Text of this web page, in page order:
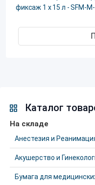
фиксаж 1 х 15 л - SFM-
Каталог
На складе
Анестезия и
Акушерство и
Бумага для